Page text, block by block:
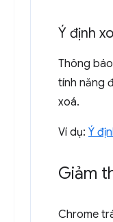
Ý định
Thông
tính năng
xoá.
Ví dụ: Ý
Giảm
Chrome